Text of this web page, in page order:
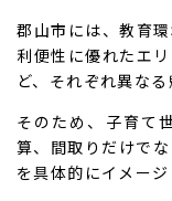
郡山市には、教育
利便性に優れたエ
ど、それぞれ異なる
そのため、子育て
算、間取りだけで
を具体的にイメー